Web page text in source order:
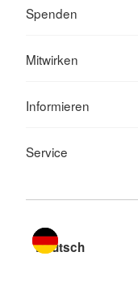
Spenden
Mitwirken
Informieren
Service
Sprache wechseln zu